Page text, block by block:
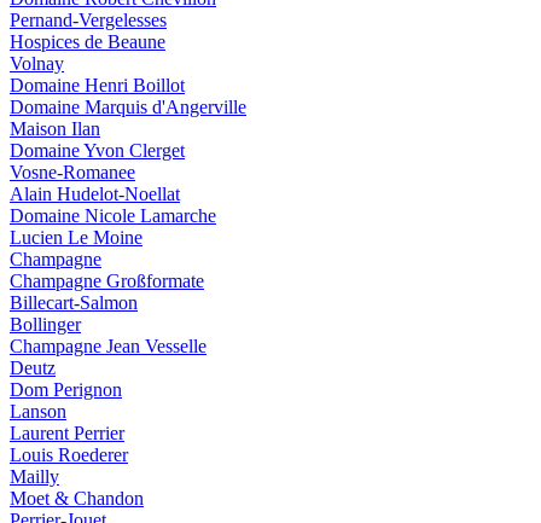
Pernand-Vergelesses
Hospices de Beaune
Volnay
Domaine Henri Boillot
Domaine Marquis d'Angerville
Maison Ilan
Domaine Yvon Clerget
Vosne-Romanee
Alain Hudelot-Noellat
Domaine Nicole Lamarche
Lucien Le Moine
Champagne
Champagne Großformate
Billecart-Salmon
Bollinger
Champagne Jean Vesselle
Deutz
Dom Perignon
Lanson
Laurent Perrier
Louis Roederer
Mailly
Moet & Chandon